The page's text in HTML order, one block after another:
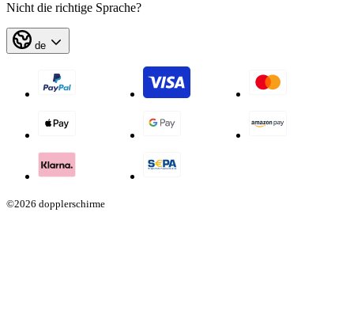
Nicht die richtige Sprache?
de
©2026 dopplerschirme